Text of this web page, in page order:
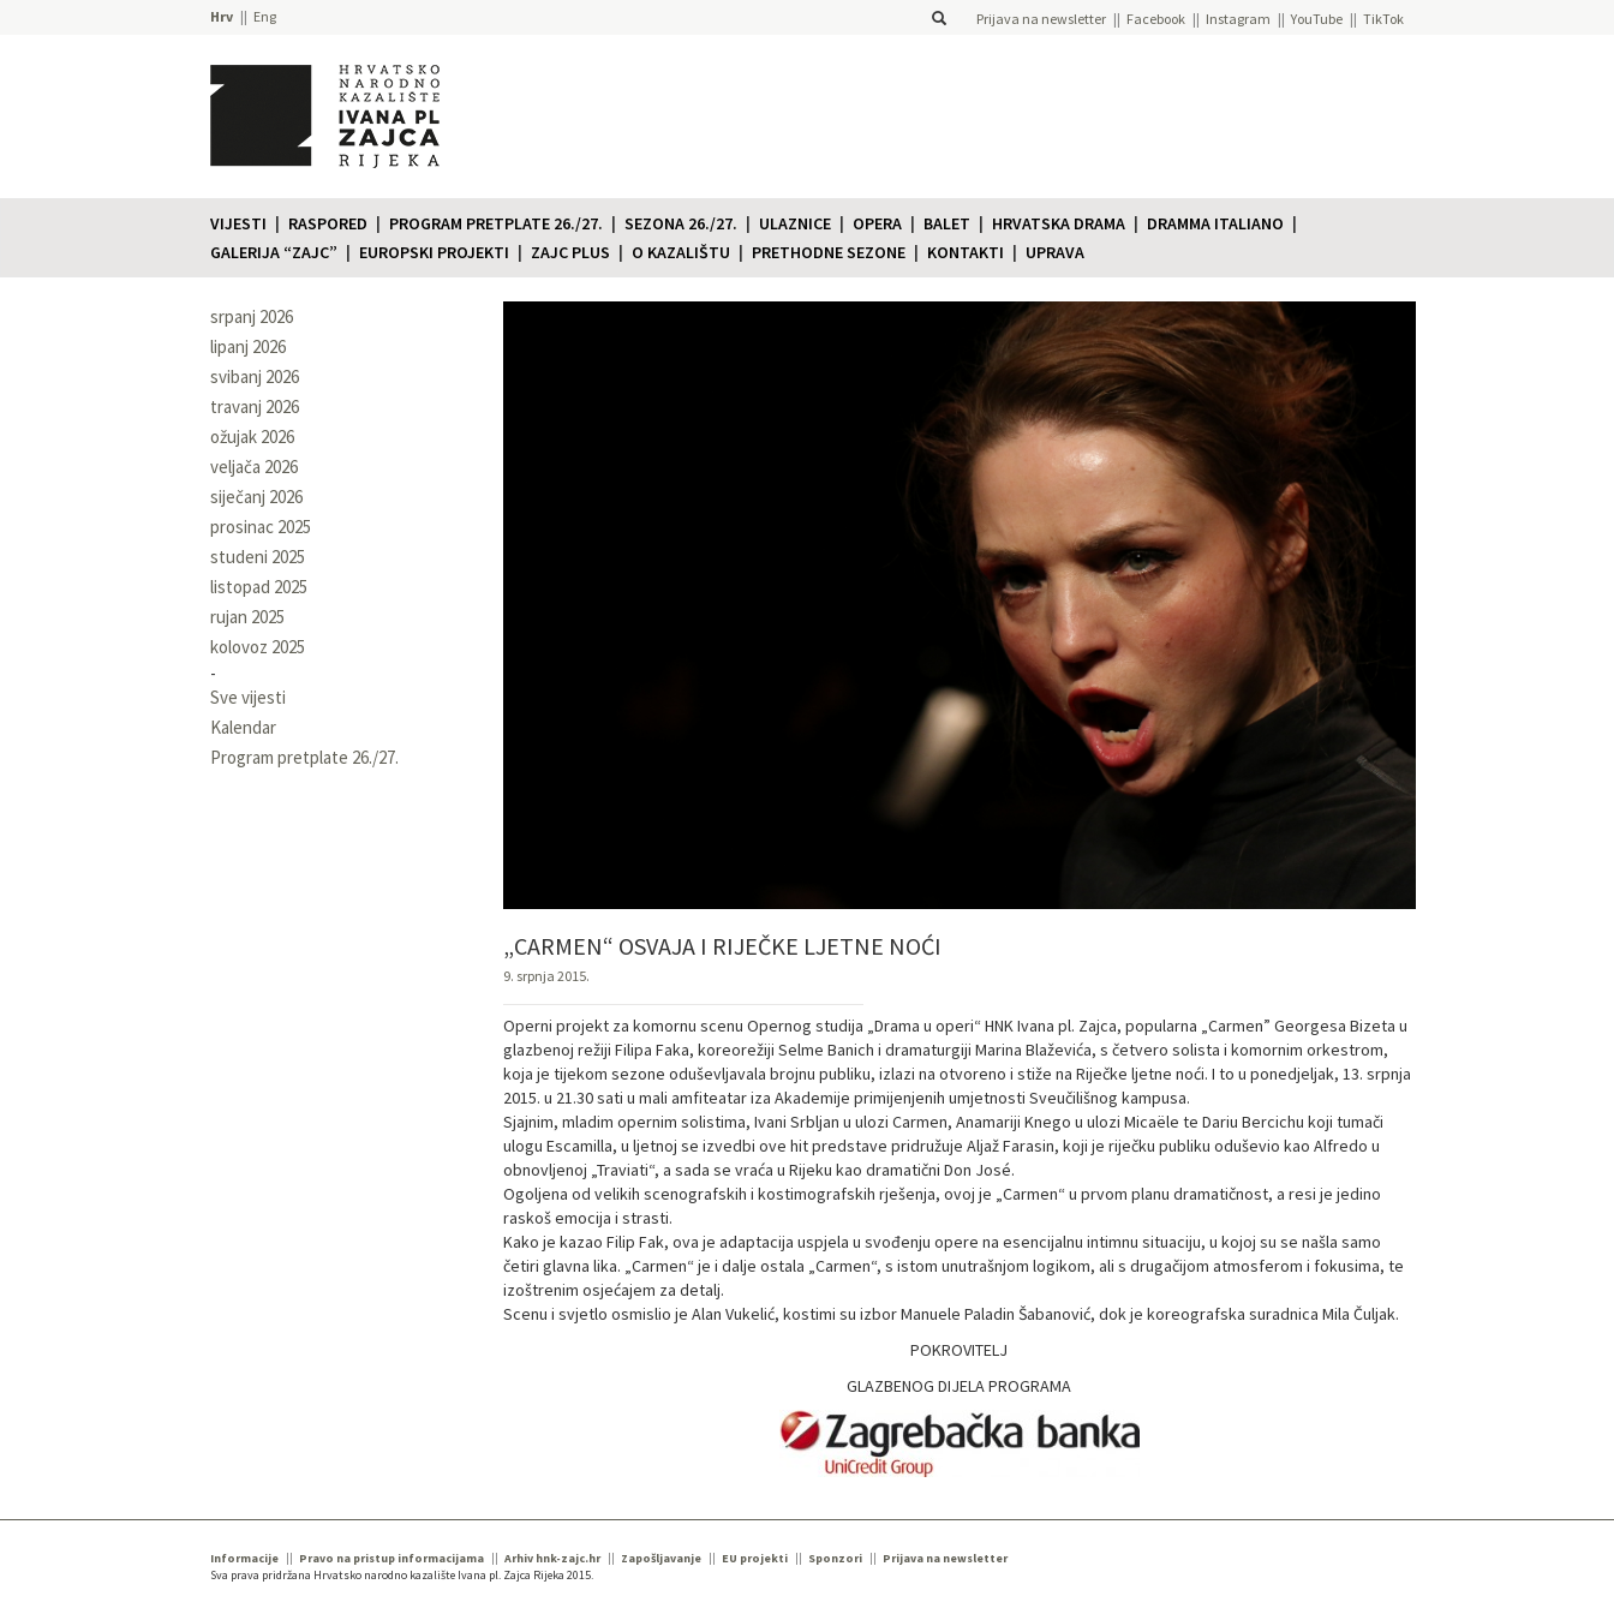
Hrv Eng Prijava na newsletter Facebook Instagram YouTube TikTok
VIJESTI RASPORED PROGRAM PRETPLATE 26./27. SEZONA 26./27. ULAZNICE OPERA BALET HRVATSKA DRAMA
DRAMMA ITALIANO
GALERIJA “ZAJC”
EUROPSKI PROJEKTI ZAJC PLUS O KAZALIŠTU PRETHODNE SEZONE KONTAKTI UPRAVA
srpanj 2026
lipanj 2026
svibanj 2026
travanj 2026
ožujak 2026
veljača 2026
siječanj 2026
prosinac 2025
studeni 2025
listopad 2025
rujan 2025
kolovoz 2025
Sve vijesti
Kalendar
Program pretplate 26./27.
„CARMEN“ OSVAJA I RIJEČKE LJETNE NOĆI
9. srpnja 2015.
Operni projekt za komornu scenu Opernog studija „Drama u operi“ HNK Ivana pl. Zajca, popularna „Carmen” Georgesa Bizeta u
glazbenoj režiji Filipa Faka, koreorežiji Selme Banich i dramaturgiji Marina Blaževića, s četvero solista i komornim orkestrom,
koja je tijekom sezone oduševljavala brojnu publiku, izlazi na otvoreno i stiže na Riječke ljetne noći. I to u ponedjeljak, 13. srpnja
2015. u 21.30 sati u mali amfiteatar iza Akademije primijenjenih umjetnosti Sveučilišnog kampusa.
Sjajnim, mladim opernim solistima, Ivani Srbljan u ulozi Carmen, Anamariji Knego u ulozi Micaële te Dariu Bercichu koji tumači
ulogu Escamilla, u ljetnoj se izvedbi ove hit predstave pridružuje Aljaž Farasin, koji je riječku publiku oduševio kao Alfredo u
obnovljenoj „Traviati“, a sada se vraća u Rijeku kao dramatični Don José.
Ogoljena od velikih scenografskih i kostimografskih rješenja, ovoj je „Carmen“ u prvom planu dramatičnost, a resi je jedino
raskoš emocija i strasti.
Kako je kazao Filip Fak, ova je adaptacija uspjela u svođenju opere na esencijalnu intimnu situaciju, u kojoj su se našla samo
četiri glavna lika. „Carmen“ je i dalje ostala „Carmen“, s istom unutrašnjom logikom, ali s drugačijom atmosferom i fokusima, te
izoštrenim osjećajem za detalj.
Scenu i svjetlo osmislio je Alan Vukelić, kostimi su izbor Manuele Paladin Šabanović, dok je koreografska suradnica Mila Čuljak.
POKROVITELJ
GLAZBENOG DIJELA PROGRAMA
Informacije Pravo na pristup informacijama Arhiv hnk-zajc.hr Zapošljavanje EU projekti Sponzori
Prijava na newsletter
Sva prava pridržana Hrvatsko narodno kazalište Ivana pl. Zajca Rijeka 2015.